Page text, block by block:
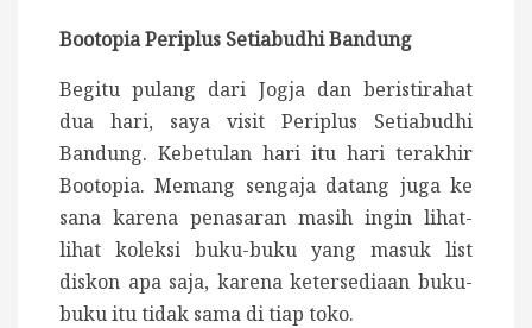
Bootopia Periplus Setiabudhi Bandung
Begitu pulang dari Jogja dan beristirahat
dua hari, saya visit Periplus Setiabudhi
Bandung. Kebetulan hari itu hari terakhir
Bootopia. Memang sengaja datang juga ke
sana karena penasaran masih ingin lihat-
lihat koleksi buku-buku yang masuk list
diskon apa saja, karena ketersediaan buku-
buku itu tidak sama di tiap toko.